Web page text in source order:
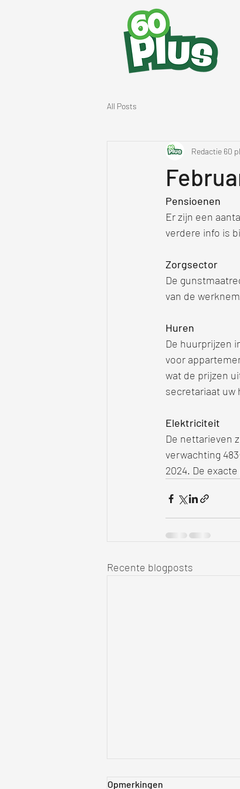
All Posts
Redactie 60
Pensioenen
Er zijn een
verdere info is
Zorgsector
De
van de
Huren
De huurprijzen
voor
wat de prijzen
secretariaat uw
Elektriciteit
De nettarieven
verwachting
2024. De
Recente blogposts
Opmerkingen